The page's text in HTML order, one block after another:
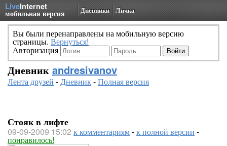
LiveInternet
мобильная версия Дневники Личка
Вы были перенаправлены на мобильную версию
страницы. Вернуться!
Авторизация
Дневник andresivanov
Лента друзей -Дневник-Полная версия
Стояк в лифте
09-09-2009 15:02 к комментариям-к полной версии -
понравилось!